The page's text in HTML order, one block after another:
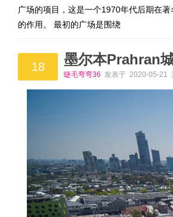
广场的项目，这是一个1970年代后期在
的作用。 最初的广场是围绕
18 墨尔本Prahran
睫毛弯弯36 发表于 2020-05-21